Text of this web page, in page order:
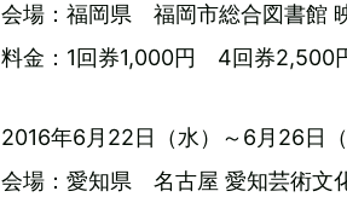
会場：福岡県 福岡市総合図書館
料金：1回券1,000円 4回券2,500
2016年6月22日（水）～6月26日（
会場：愛知県 名古屋 愛知芸術文